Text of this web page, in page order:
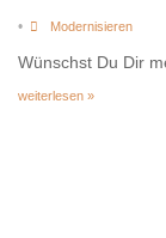
• Modernisieren
Wünschst Du Dir
weiterlesen »